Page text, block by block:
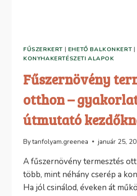
FŰSZERKERT| EHETŐ BALKONKERT|
KONYHAKERTÉSZETI ALAPOK
Fűszernövény
otthon –
útmutató
Bytanfolyam.greenea január 25,
A fűszernövény termesztés
több, mint néhány cserép a
Ha jól csinálod, éveken át